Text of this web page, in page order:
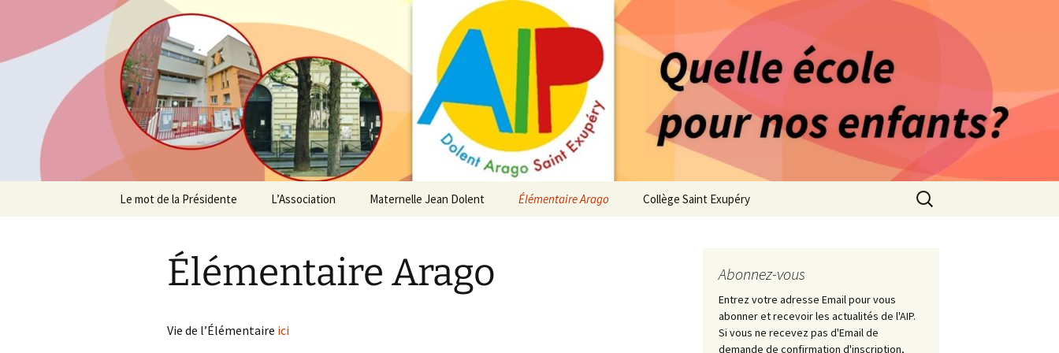
AIP Paris 14 – Association Indépendante
des Parents d'élèves depuis 1981
Agit – s'Investit – Participe au service des enfants du secteur scolaire Dolent-Arago-Saint Exupéry
Le mot de la Présidente L’Association
Suivez l’actualité de l’AIP
Maternelle Jean Dolent
Infos pratiques
Maternelle
Élémentaire Arago Collège Saint Exupéry
Infos pratiques Collège
Rechercher :
Élémentaire Arago
Vie de l’Élémentaire ici
Abonnez-vous
Entrez votre adresse Email pour vous
abonner et recevoir les actualités de l'AIP.
Si vous ne recevez pas d'Email de
demande de confirmation d'inscription,